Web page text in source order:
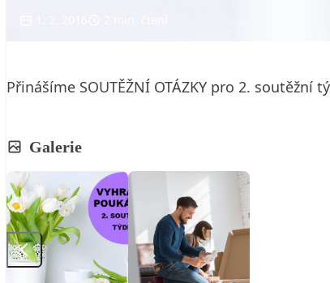
Přinášíme SOUTĚŽNÍ OTÁZKY pro 2. soutěžní
Galerie